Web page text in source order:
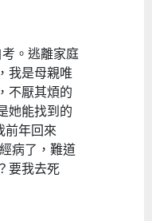
。逃離家庭
我是母親唯
不厭其煩的
她能找到的
前年回來
病了，難道
要我去死